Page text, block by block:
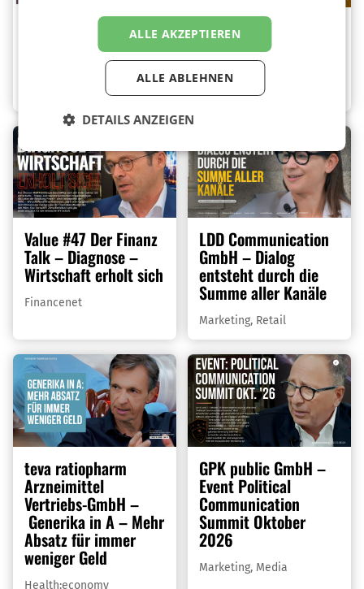
OOHA-Studio –
Expert OOH-Media
Media
Tourismus – Boom
ohne Gewinner
Destination
Value #47 Der Finanz
Talk – Diagnose –
Wirtschaft erholt sich
Financenet
LDD Communication
GmbH – Dialog
entsteht durch die
Summe aller Kanäle
Marketing, Retail
teva ratiopharm
Arzneimittel
Vertriebs-GmbH –
Generika in A – Mehr
Absatz für immer
weniger Geld
Health:economy
GPK public GmbH –
Event Political
Communication
Summit Oktober
2026
Marketing, Media
ALLE AKZEPTIEREN
ALLE ABLEHNEN
DETAILS ANZEIGEN